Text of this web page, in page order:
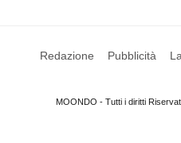
Redazione Pubblicità
MOONDO - Tutti i diritti